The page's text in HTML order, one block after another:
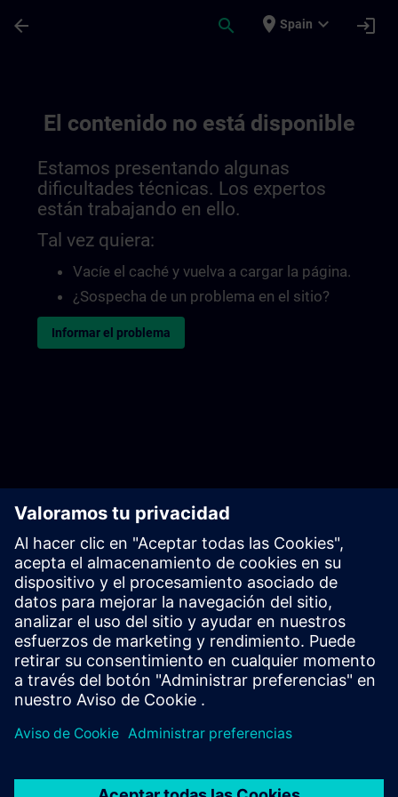
arrow_back search place Spain expand_more login
El contenido no está disponible
Estamos presentando algunas
dificultades técnicas. Los expertos
están trabajando en ello.
Tal vez quiera:
Vacíe el caché y vuelva a cargar la página.
¿Sospecha de un problema en el sitio?
Informar el problema